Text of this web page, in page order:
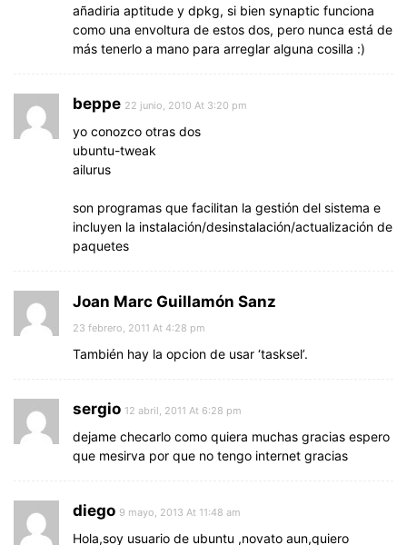
añadiria aptitude y dpkg, si bien synaptic funciona
como una envoltura de estos dos, pero nunca está de
más tenerlo a mano para arreglar alguna cosilla :)
beppe 22 junio, 2010 At 3:20 pm
yo conozco otras dos
ubuntu-tweak
ailurus
son programas que facilitan la gestión del sistema e
incluyen la instalación/desinstalación/actualización de
paquetes
Joan Marc Guillamón Sanz
23 febrero, 2011 At 4:28 pm
También hay la opcion de usar ‘tasksel’.
sergio 12 abril, 2011 At 6:28 pm
dejame checarlo como quiera muchas gracias espero
que mesirva por que no tengo internet gracias
diego 9 mayo, 2013 At 11:48 am
Hola,soy usuario de ubuntu ,novato aun,quiero